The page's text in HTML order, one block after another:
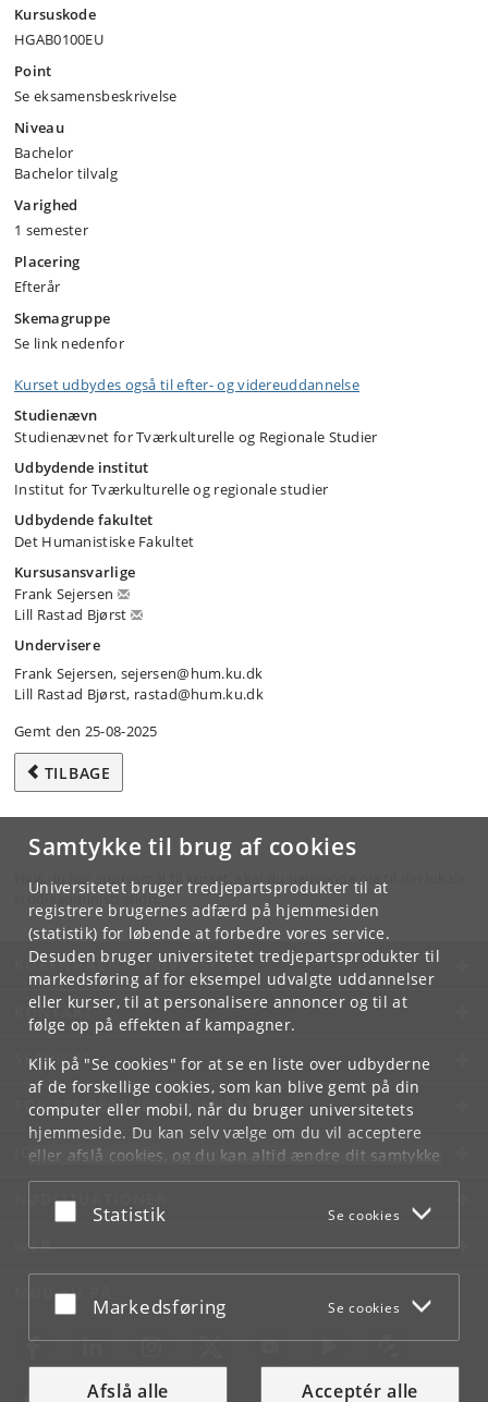
Samtykke til brug af cookies
Universitetet bruger tredjepartsprodukter til at
registrere brugernes adfærd på hjemmesiden
(statistik) for løbende at forbedre vores service.
Desuden bruger universitetet tredjepartsprodukter til
markedsføring af for eksempel udvalgte uddannelser
eller kurser, til at personalisere annoncer og til at
følge op på effekten af kampagner.
Klik på "Se cookies" for at se en liste over udbyderne
af de forskellige cookies, som kan blive gemt på din
computer eller mobil, når du bruger universitetets
hjemmeside. Du kan selv vælge om du vil acceptere
eller afslå cookies, og du kan altid ændre dit samtykke
underCookie- og privatlivspolitiksom du finder i
bunden af hver side.
Acceptér eller afslå
Statistik Se cookies
Acceptér eller afslå
Markedsføring Se cookies
Afslå alle Acceptér alle
Kursuskode
HGAB0100EU
Point
Se eksamensbeskrivelse
Niveau
Bachelor
Bachelor tilvalg
Varighed
1 semester
Placering
Efterår
Skemagruppe
Se link nedenfor
Kurset udbydes også til efter- og videreuddannelse
Studienævn
Studienævnet for Tværkulturelle og Regionale Studier
Udbydende institut
Institut for Tværkulturelle og regionale studier
Udbydende fakultet
Det Humanistiske Fakultet
Kursusansvarlige
Frank Sejersen
Lill Rastad Bjørst
Undervisere
Frank Sejersen, sejersen@hum.ku.dk
Lill Rastad Bjørst, rastad@hum.ku.dk
Gemt den 25-08-2025
TILBAGE
Hvis du har spørgsmål til kurset, skal du henvende dig til din lokale
studieadministration.
KØBENHAVNS UNIVERSITET
KONTAKT
SERVICES
FOR STUDERENDE OG ANSATTE
JOB OG KARRIERE
NØDSITUATIONER
WEB
MØD KU PÅ